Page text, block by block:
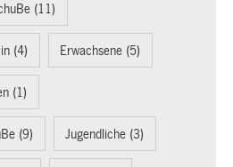
(11)
(4) Erwachsene (5)
(1)
(9) Jugendliche (3)